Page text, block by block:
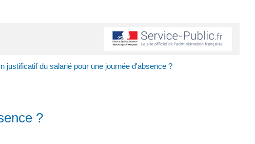
justificatif du salarié pour une journée d'absence ?
?